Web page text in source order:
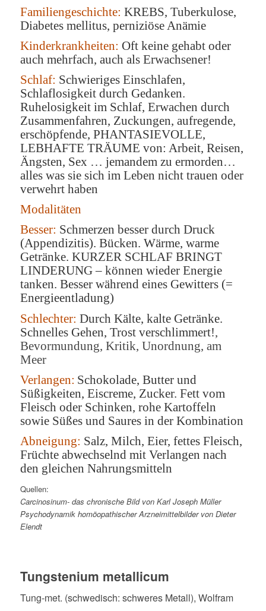
Familiengeschichte: KREBS, Tuberkulose,
Diabetes mellitus, perniziöse Anämie
Kinderkrankheiten: Oft keine gehabt oder
auch mehrfach, auch als Erwachsener!
Schlaf: Schwieriges Einschlafen,
Schlaflosigkeit durch Gedanken.
Ruhelosigkeit im Schlaf, Erwachen durch
Zusammenfahren, Zuckungen, aufregende,
erschöpfende, PHANTASIEVOLLE,
LEBHAFTE TRÄUME von: Arbeit, Reisen,
Ängsten, Sex … jemandem zu ermorden…
alles was sie sich im Leben nicht trauen oder
verwehrt haben
Modalitäten
Besser: Schmerzen besser durch Druck
(Appendizitis). Bücken. Wärme, warme
Getränke. KURZER SCHLAF BRINGT
LINDERUNG – können wieder Energie
tanken. Besser während eines Gewitters (=
Energieentladung)
Schlechter: Durch Kälte, kalte Getränke.
Schnelles Gehen, Trost verschlimmert!,
Bevormundung, Kritik, Unordnung, am
Meer
Verlangen: Schokolade, Butter und
Süßigkeiten, Eiscreme, Zucker. Fett vom
Fleisch oder Schinken, rohe Kartoffeln
sowie Süßes und Saures in der Kombination
Abneigung: Salz, Milch, Eier, fettes Fleisch,
Früchte abwechselnd mit Verlangen nach
den gleichen Nahrungsmitteln
Quellen:
Carcinosinum- das chronische Bild von Karl Joseph Müller
Psychodynamik homöopathischer Arzneimittelbilder von Dieter
Elendt
Tungstenium metallicum
Tung-met. (schwedisch: schweres Metall), Wolfram